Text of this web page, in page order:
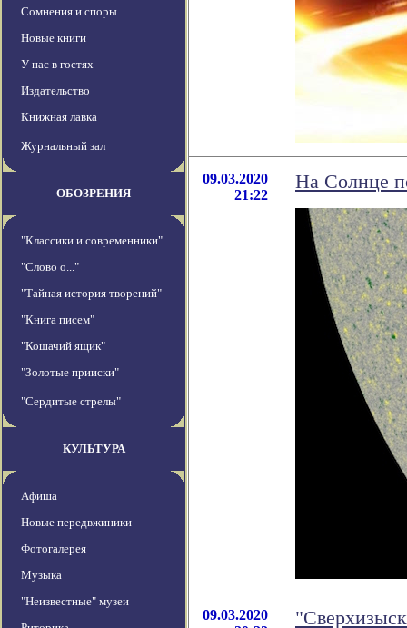
Сомнения и споры
Новые книги
У нас в гостях
Издательство
Книжная лавка
Журнальный зал
ОБОЗРЕНИЯ
"Классики и современники"
"Слово о..."
"Тайная история творений"
"Книга писем"
"Кошачий ящик"
"Золотые прииски"
"Сердитые стрелы"
КУЛЬТУРА
Афиша
Новые передвжиники
Фотогалерея
Музыка
"Неизвестные" музеи
09.03.2020
21:22
На Солнце
09.03.2020